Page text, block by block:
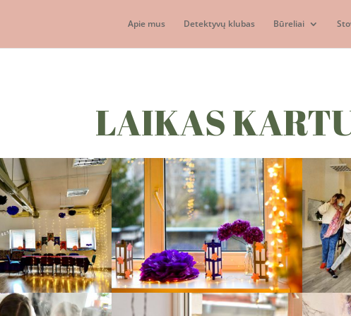
Apie mus Detektyvų klubas Būreliai
LAIKAS